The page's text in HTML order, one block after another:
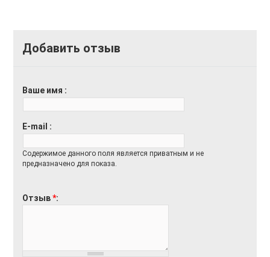
Добавить отзыв
Ваше имя
E-mail
Содержимое данного поля является приватным и не
предназначено для показа.
Отзыв*